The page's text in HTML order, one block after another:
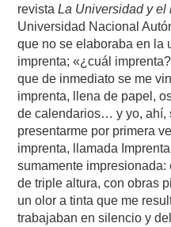
revistaLa Universidad y el
Universidad Nacional
que no se elaboraba en la
imprenta; «¿cuál
que de inmediato se me
imprenta, llena de papel,
de calendarios… y yo, ahí,
presentarme por primera
imprenta, llamada
sumamente
de triple altura, con obras
un olor a tinta que me
trabajaban en silencio y